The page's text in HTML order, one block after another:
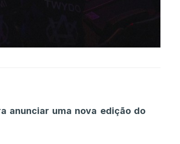
anunciar uma nova edição do